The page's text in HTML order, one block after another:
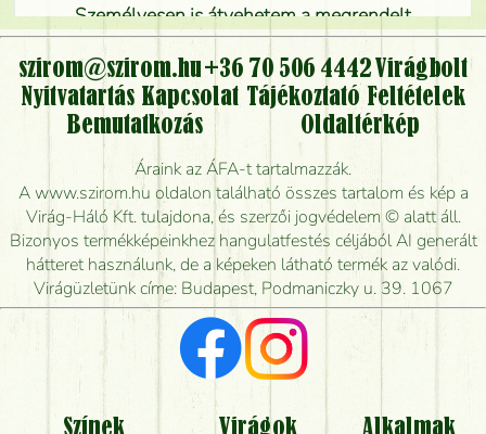
Személyesen is átvehetem a megrendelt
virágcsokrot, vagy csak virágküldéssel, kiszállítással
kérhető?
Vidékre is lehet rendelni?
Meddig rendelhetek virágküldést úgy, hogy még ma
kiszállítsák?
Mennyire gyorsan tudják elkészíteni a csokrot, és
mikor tudják leghamarabb kiszállítani?
Vörös rózsát keresek, van önöknél?
Milyen visszajelzést kapok a virágküldésről?
Tényleg azt kapom, ami a képen van?
szirom@szirom.hu+36 70 506 4442 Virágbolt
Nyitvatartás Kapcsolat Tájékoztató Feltételek
Bemutatkozás
Oldaltérkép
Áraink az ÁFA-t tartalmazzák.
A www.szirom.hu oldalon található összes tartalom és kép a
Virág-Háló Kft. tulajdona, és szerzői jogvédelem © alatt áll.
Bizonyos termékképeinkhez hangulatfestés céljából AI generált
hátteret használunk, de a képeken látható termék az valódi.
Virágüzletünk címe: Budapest, Podmaniczky u. 39. 1067
Színek Virágok Alkalmak